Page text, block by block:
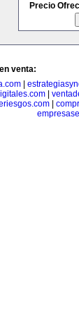
Precio
venta:
|